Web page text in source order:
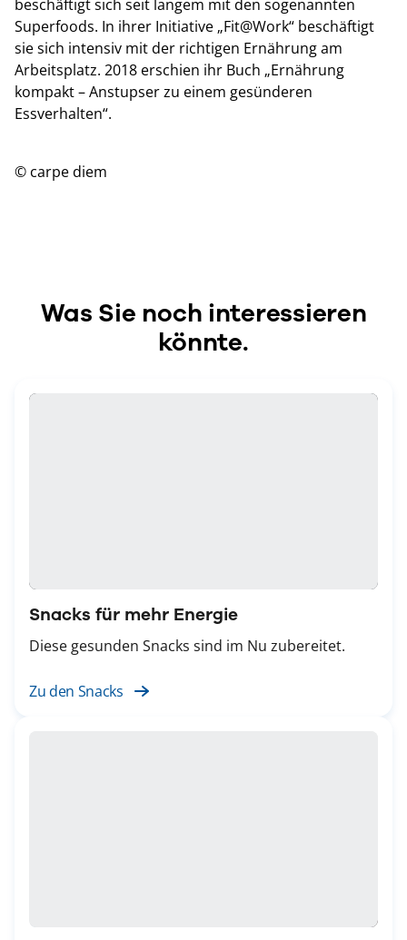
beschäftigt sich seit langem mit den sogenannten
Superfoods. In ihrer Initiative „Fit@Work“ beschäftigt
sie sich intensiv mit der richtigen Ernährung am
Arbeitsplatz. 2018 erschien ihr Buch „Ernährung
kompakt – Anstupser zu einem gesünderen
Essverhalten“.
© carpe diem
Was Sie noch interessieren
könnte.
Snacks für mehr Energie
Diese gesunden Snacks sind im Nu zubereitet.
Zu den Snacks